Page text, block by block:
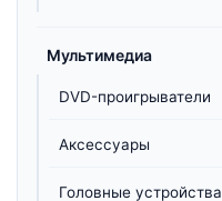
Мультимедиа
DVD-проигрыватели
Аксессуары
Головные устройства